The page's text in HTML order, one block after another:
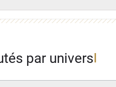
par univers